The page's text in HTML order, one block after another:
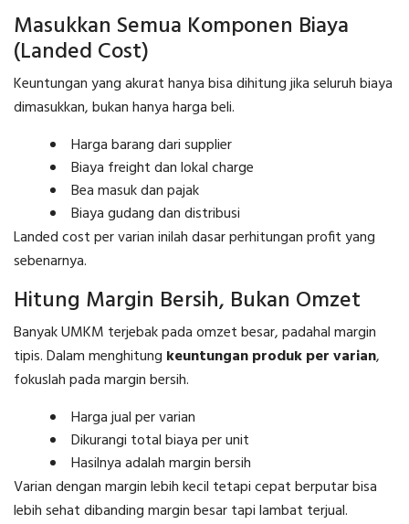
Masukkan Semua Komponen Biaya
(Landed Cost)
Keuntungan yang akurat hanya bisa dihitung jika seluruh biaya
dimasukkan, bukan hanya harga beli.
Harga barang dari supplier
Biaya freight dan lokal charge
Bea masuk dan pajak
Biaya gudang dan distribusi
Landed cost per varian inilah dasar perhitungan profit yang
sebenarnya.
Hitung Margin Bersih, Bukan Omzet
Banyak UMKM terjebak pada omzet besar, padahal margin
tipis. Dalam menghitung keuntungan produk per varian,
fokuslah pada margin bersih.
Harga jual per varian
Dikurangi total biaya per unit
Hasilnya adalah margin bersih
Varian dengan margin lebih kecil tetapi cepat berputar bisa
lebih sehat dibanding margin besar tapi lambat terjual.